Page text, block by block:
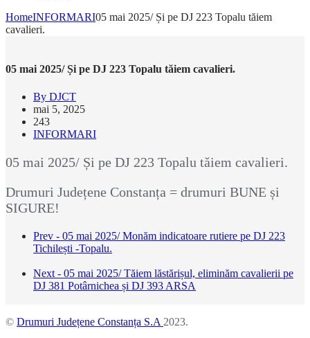
HomeINFORMARI05 mai 2025/ Și pe DJ 223 Topalu tăiem
cavalieri.
05 mai 2025/ Și pe DJ 223 Topalu tăiem cavalieri.
By DJCT
mai 5, 2025
243
INFORMARI
05 mai 2025/ Și pe DJ 223 Topalu tăiem cavalieri.
Drumuri Județene Constanța = drumuri BUNE și
SIGURE!
Prev - 05 mai 2025/ Monăm indicatoare rutiere pe DJ 223
Tichilești -Topalu.
Next - 05 mai 2025/ Tăiem lăstărișul, eliminăm cavalierii pe
DJ 381 Potârnichea și DJ 393 ARSA
© Drumuri Județene Constanța S.A 2023.